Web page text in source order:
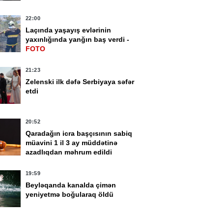
22:00
Laçında yaşayış evlərinin
yaxınlığında yanğın baş verdi -
FOTO
21:23
Zelenski ilk dəfə Serbiyaya səfər
etdi
20:52
Qaradağın icra başçısının sabiq
müavini 1 il 3 ay müddətinə
azadlıqdan məhrum edildi
19:59
Beyləqanda kanalda çimən
yeniyetmə boğularaq öldü